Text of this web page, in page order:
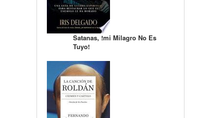
Satanas, !mi Milagro No Es
Tuyo!